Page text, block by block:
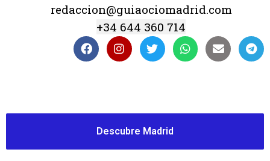
redaccion@guiaociomadrid.com
+34 644 360 714
Descubre Madrid